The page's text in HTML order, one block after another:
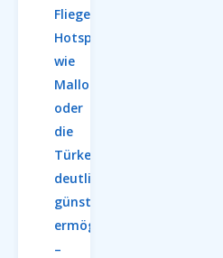
Flieger-
Hotspots
wie
Mallorca
oder
die
Türkei
deutlich
günstiger
ermöglicht
–